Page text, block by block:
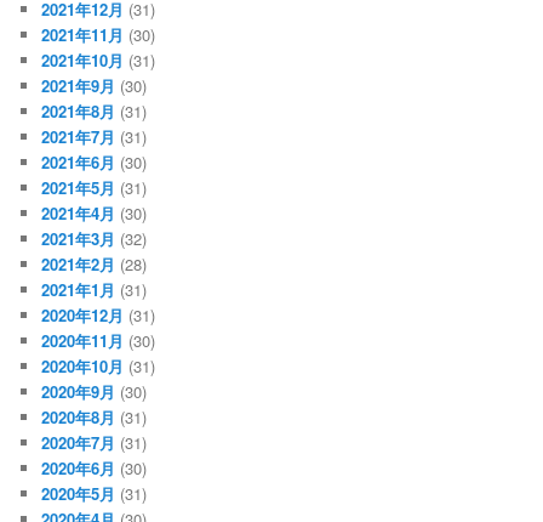
2021年12月 (31)
2021年11月 (30)
2021年10月 (31)
2021年9月 (30)
2021年8月 (31)
2021年7月 (31)
2021年6月 (30)
2021年5月 (31)
2021年4月 (30)
2021年3月 (32)
2021年2月 (28)
2021年1月 (31)
2020年12月 (31)
2020年11月 (30)
2020年10月 (31)
2020年9月 (30)
2020年8月 (31)
2020年7月 (31)
2020年6月 (30)
2020年5月 (31)